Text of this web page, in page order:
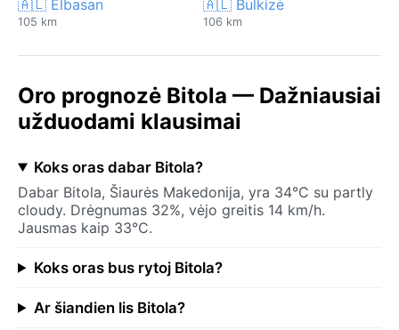
🇦🇱 Elbasan
105 km
🇦🇱 Bulkizė
106 km
Oro prognozė Bitola — Dažniausiai
užduodami klausimai
Koks oras dabar Bitola?
Dabar Bitola, Šiaurės Makedonija, yra 34°C su partly
cloudy. Drėgnumas 32%, vėjo greitis 14 km/h.
Jausmas kaip 33°C.
Koks oras bus rytoj Bitola?
Ar šiandien lis Bitola?